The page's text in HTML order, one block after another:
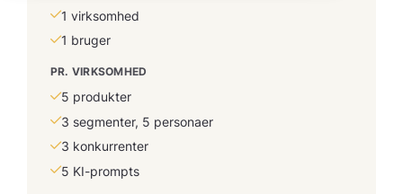
1 virksomhed
1 bruger
PR. VIRKSOMHED
5 produkter
3 segmenter, 5 personaer
3 konkurrenter
5 KI-prompts